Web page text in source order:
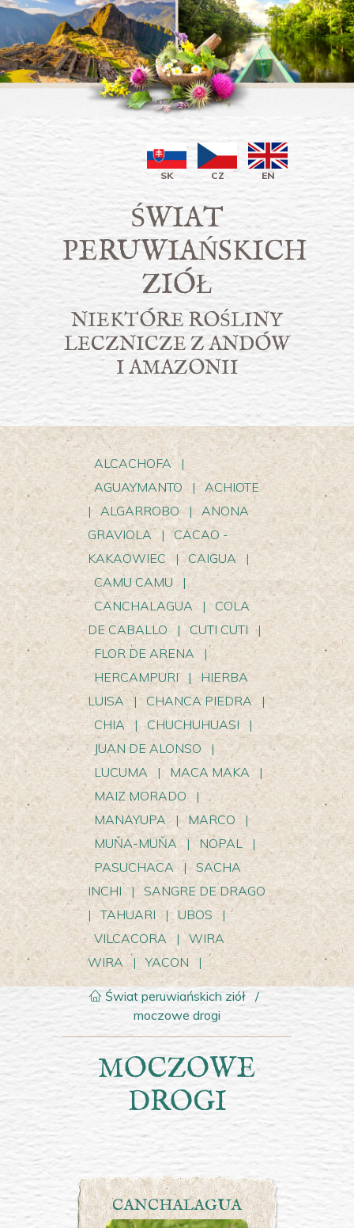
SK CZ EN
ŚWIAT
PERUWIAŃSKICH
ZIÓŁ
NIEKTÓRE ROŚLINY
LECZNICZE Z ANDÓW
I AMAZONII
ALCACHOFA
|
AGUAYMANTO
|
ACHIOTE
|
ALGARROBO |
ANONA
GRAVIOLA
|
CACAO -
KAKAOWIEC
| CAIGUA |
CAMU CAMU
|
CANCHALAGUA
|
COLA
DE CABALLO
| CUTI CUTI
|
FLOR DE ARENA
|
HERCAMPURI
|
HIERBA
LUISA | CHANCA PIEDRA |
CHIA
| CHUCHUHUASI
|
JUAN DE ALONSO
|
LUCUMA
| MACA MAKA
|
MAIZ MORADO
|
MANAYUPA
| MARCO
|
MUŇA-MUŇA
| NOPAL
|
PASUCHACA
|
SACHA
INCHI
|
SANGRE DE DRAGO
|
TAHUARI | UBOS
|
VILCACORA
|
WIRA
WIRA
| YACON |
Świat peruwiańskich ziół
/
moczowe drogi
MOCZOWE
DROGI
CANCHALAGUA